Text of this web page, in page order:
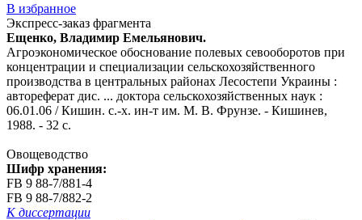
В избранное
Экспресс-заказ фрагмента
Ещенко, Владимир Емельянович.
Агроэкономическое обоснование полевых севооборотов при
концентрации и специализации сельскохозяйственного
производства в центральных районах Лесостепи Украины :
автореферат дис. ... доктора сельскохозяйственных наук :
06.01.06 / Кишин. с.-х. ин-т им. М. В. Фрунзе. - Кишинев,
1988. - 32 с.
Овощеводство
Шифр хранения:
FB 9 88-7/881-4
FB 9 88-7/882-2
К диссертации